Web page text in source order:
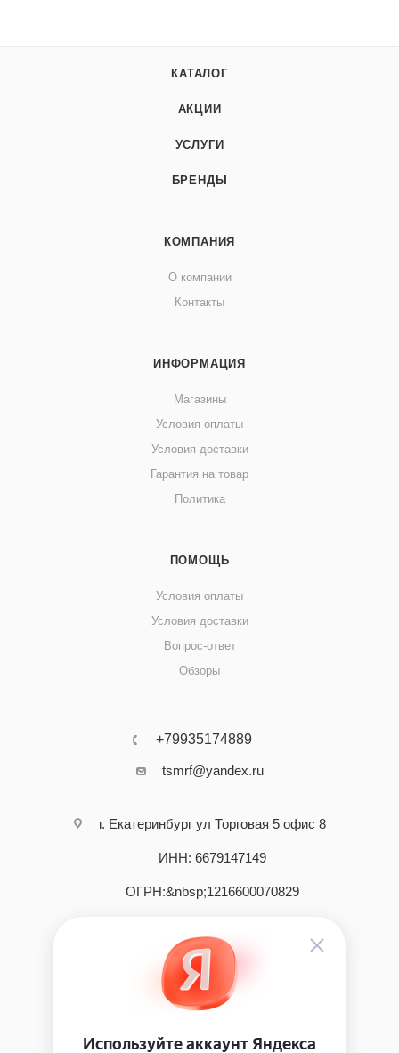
КАТАЛОГ
АКЦИИ
УСЛУГИ
БРЕНДЫ
КОМПАНИЯ
О компании
Контакты
ИНФОРМАЦИЯ
Магазины
Условия оплаты
Условия доставки
Гарантия на товар
Политика
ПОМОЩЬ
Условия оплаты
Условия доставки
Вопрос-ответ
Обзоры
+79935174889
tsmrf@yandex.ru
г. Екатеринбург ул Торговая 5 офис 8
ИНН: 6679147149
ОГРН:&nbsp;1216600070829